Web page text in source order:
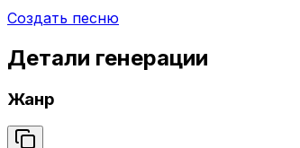
Создать песню
Детали генерации
Жанр